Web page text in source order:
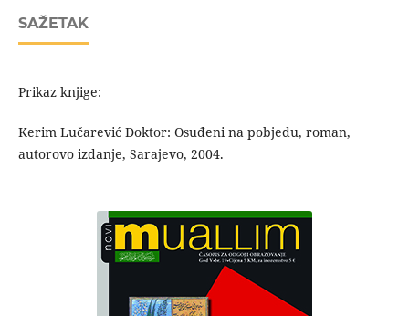
SAŽETAK
Prikaz knjige:
Kerim Lučarević Doktor: Osuđeni na pobjedu, roman,
autorovo izdanje, Sarajevo, 2004.